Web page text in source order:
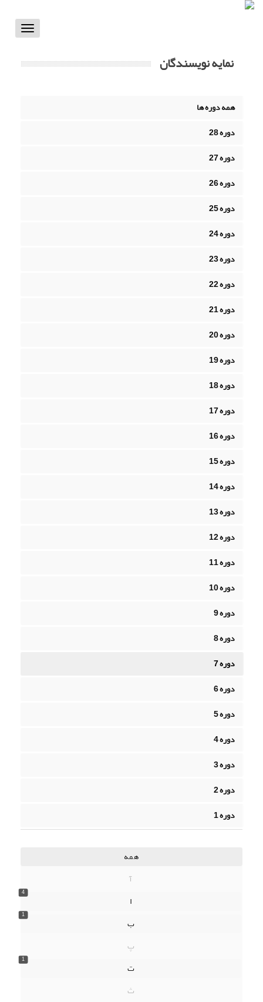
Toggle
نمایه نویسندگان
همه دوره ها
دوره 28
دوره 27
دوره 26
دوره 25
دوره 24
دوره 23
دوره 22
دوره 21
دوره 20
دوره 19
دوره 18
دوره 17
دوره 16
دوره 15
دوره 14
دوره 13
دوره 12
دوره 11
دوره 10
دوره 9
دوره 8
دوره 7
دوره 6
دوره 5
دوره 4
دوره 3
دوره 2
دوره 1
همه
آ
4
ا
1
ب
پ
1
ت
ث